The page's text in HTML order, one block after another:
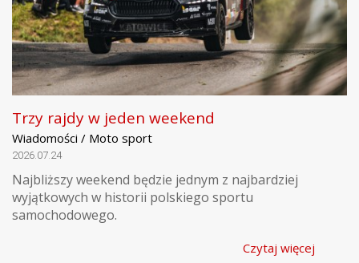
Trzy rajdy w jeden weekend
Wiadomości / Moto sport
2026.07.24
Najbliższy weekend będzie jednym z najbardziej
wyjątkowych w historii polskiego sportu
samochodowego.
Czytaj więcej